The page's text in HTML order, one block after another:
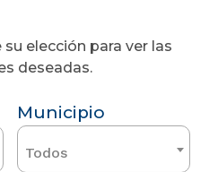
elección para ver las
deseadas.
Municipio
Todos